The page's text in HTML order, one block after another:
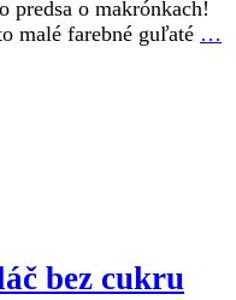
predsa o makrónkach!
malé farebné guľaté …
bez cukru